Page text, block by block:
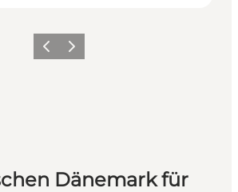
ZurückWeiter
Dänemark für